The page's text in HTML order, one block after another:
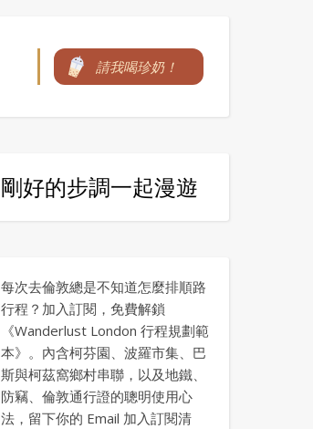
請我喝珍奶！
剛好的步調一起漫遊
每次去倫敦總是不知道怎麼排順路
行程？加入訂閱，免費解鎖
《Wanderlust London 行程規劃範
本》。內含柯芬園、波羅市集、巴
斯與柯茲窩鄉村串聯，以及地鐵、
防竊、倫敦通行證的聰明使用心
法，留下你的 Email 加入訂閱清